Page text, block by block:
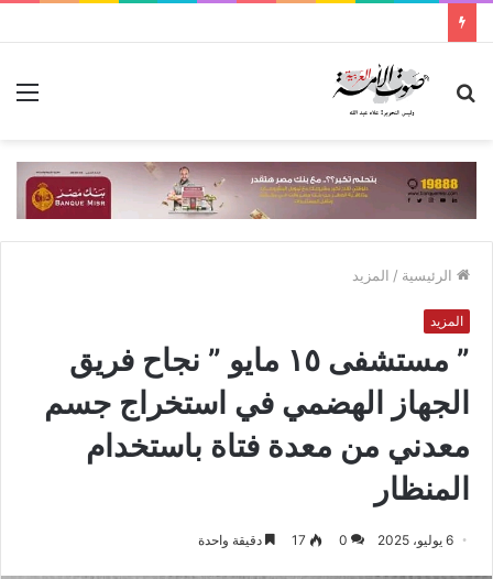
بحث
الرئيسية / المزيد
المزيد
” مستشفى ١٥ مايو ” نجاح فريق
الجهاز الهضمي في استخراج جسم
معدني من معدة فتاة باستخدام
المنظار
6 يوليو، 2025 0
17 دقيقة واحدة